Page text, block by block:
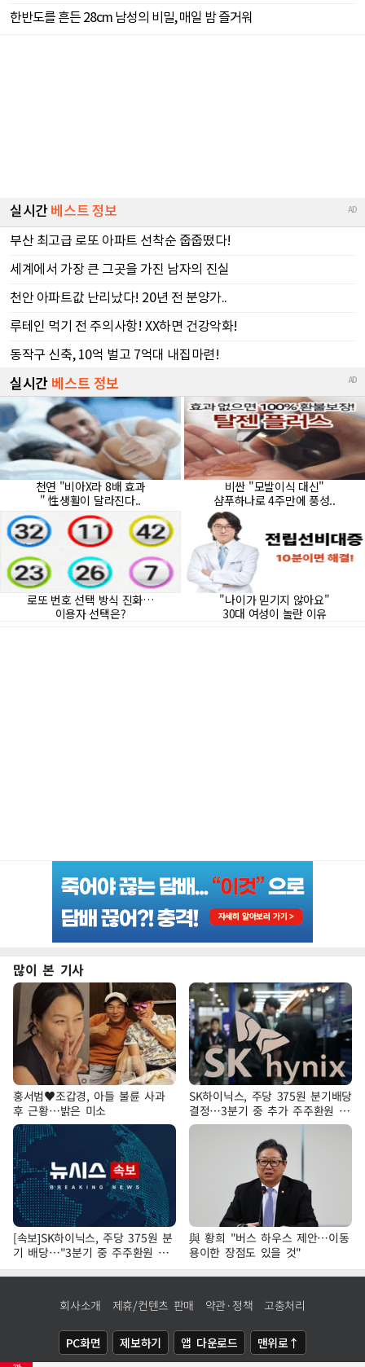
많이 본 기사
홍서범♥조갑경, 아들 불륜 사과
후 근황…밝은 미소
SK하이닉스, 주당 375원 분기배당
결정…3분기 중 추가 주주환원 발
표
[속보]SK하이닉스, 주당 375원 분
기 배당…"3분기 중 주주환원 방
안 확정"
與 황희 "버스 하우스 제안…이동
용이한 장점도 있을 것"
회사소개 제휴/컨텐츠 판매 약관·정책 고충처리
PC화면 제보하기 앱 다운로드 맨위로↑